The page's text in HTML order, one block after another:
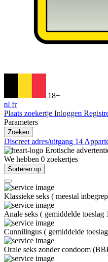
18+
nl fr
Plaats zoekertje Inloggen
Parameters
Zoeken
Discreet adres/uitgang 14
Erotische
We hebben 0 zoekertjes
Sorteren op
Klassieke seks ( meestal
Anale seks ( gemiddelde toeslag
Cunnilingus ( gemiddelde
Orale seks zonder condoom